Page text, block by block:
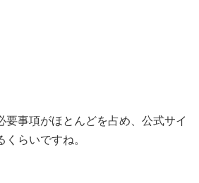
要事項がほとんどを占め、公式サイ
らいですね。